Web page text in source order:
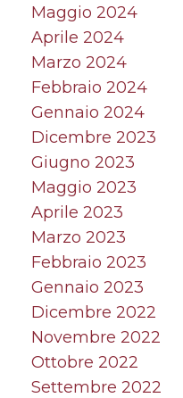
Maggio 2024
Aprile 2024
Marzo 2024
Febbraio 2024
Gennaio 2024
Dicembre 2023
Giugno 2023
Maggio 2023
Aprile 2023
Marzo 2023
Febbraio 2023
Gennaio 2023
Dicembre 2022
Novembre 2022
Ottobre 2022
Settembre 2022